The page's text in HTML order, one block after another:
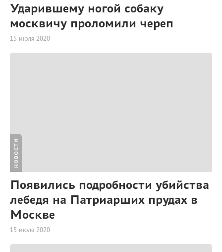
Ударившему ногой собаку
москвичу проломили череп
15 июля 2020
НОВОСТИ
Появились подробности убийства
лебедя на Патриарших прудах в
Москве
15 июля 2020